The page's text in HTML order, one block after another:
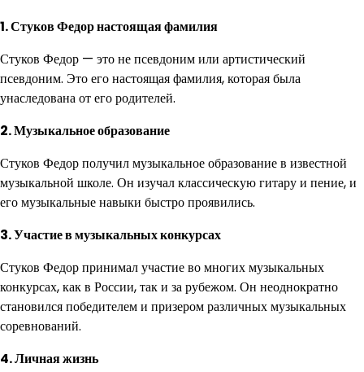
1. Стуков Федор настоящая фамилия
Стуков Федор — это не псевдоним или артистический
псевдоним. Это его настоящая фамилия, которая была
унаследована от его родителей.
2. Музыкальное образование
Стуков Федор получил музыкальное образование в известной
музыкальной школе. Он изучал классическую гитару и пение, и
его музыкальные навыки быстро проявились.
3. Участие в музыкальных конкурсах
Стуков Федор принимал участие во многих музыкальных
конкурсах, как в России, так и за рубежом. Он неоднократно
становился победителем и призером различных музыкальных
соревнований.
4. Личная жизнь